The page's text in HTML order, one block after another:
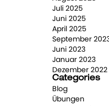
Juli 2025
Juni 2025
April 2025
September
Juni 2023
Januar 2023
Dezember 2022
Categories
Blog
Übungen